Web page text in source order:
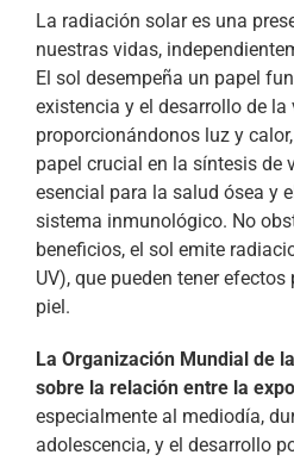
La radiación solar es una
nuestras vidas,
El sol desempeña un papel
existencia y el desarrollo de la
proporcionándonos luz y
papel crucial en la síntesis de
esencial para la salud ósea y
sistema inmunológico. No
beneficios, el sol emite
UV), que pueden tener
piel.
La Organización Mundial de
sobre la relación entre la
especialmente al mediodía,
adolescencia, y el desarrollo